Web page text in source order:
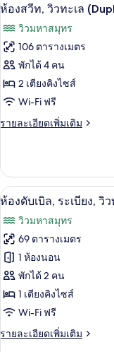
traveler)
ห้อง
ท,
วิว
ทะเล
(Duplex
Double,
No
single
traveler)
ภาพถ่าย
ทั้งหมด
ของ
ห้อง
สวีท,
วิว
(Duplex
Twin,
No
single
traveler)
4
ห้องสวีท, วิวทะเล
วิวมหาสมุทร
106 ตารางเมตร
พักได้ 4 คน
2 เตียงคิงไซส์
Wi-Fi ฟรี
รายละเอียดเพิ่มเติม
ราย
เกี่ยว
กับ
ห้อง
ท,
วิว
ทะเล
(Duplex
Twin,
No
single
traveler)
เปิด
ภาพถ่าย
ทั้งหมด
ของ
ห้อง
ดับเบิล,
ระเบียง,
วิว
4
ห้องดับเบิล, ระเบียง,
วิวมหาสมุทร
69 ตารางเมตร
1 ห้องนอน
พักได้ 2 คน
1 เตียงคิงไซส์
Wi-Fi ฟรี
รายละเอียดเพิ่มเติม
ราย